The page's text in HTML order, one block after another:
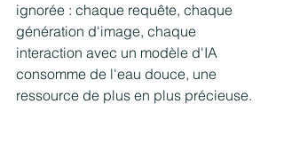
ignorée : chaque requête, chaque
génération d'image, chaque
interaction avec un modèle d'IA
consomme de l'eau douce, une
ressource de plus en plus précieuse.